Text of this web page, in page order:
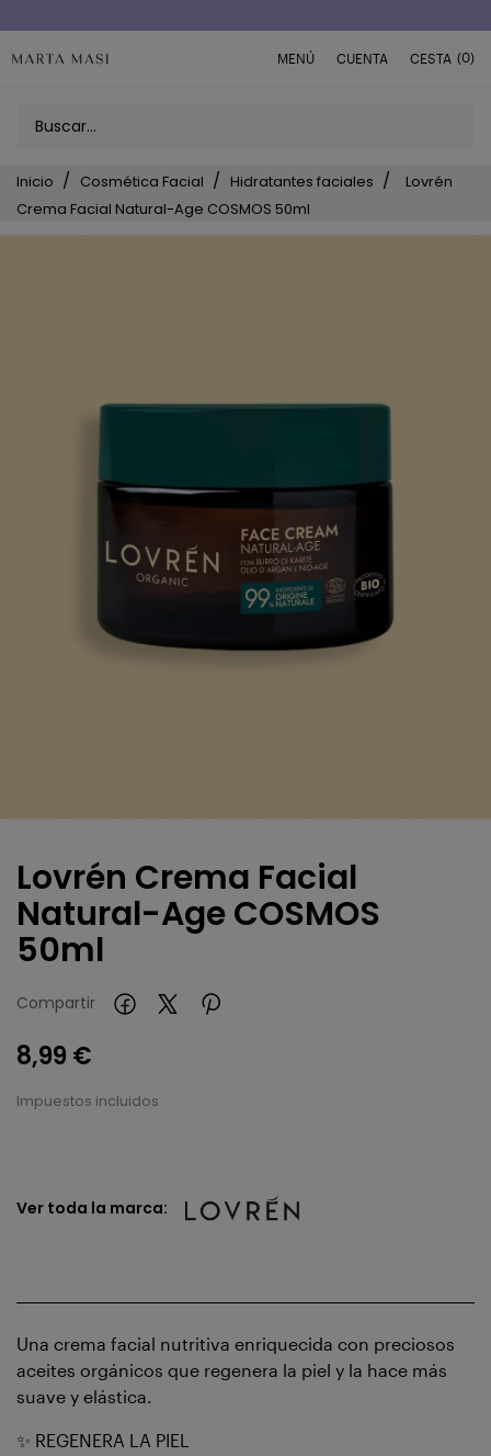
MENÚ CUENTA CESTA (0)
Inicio Cosmética Facial Hidratantes faciales
Lovrén
Crema Facial Natural-Age COSMOS 50ml
Lovrén Crema Facial
Natural-Age COSMOS
50ml
Compartir
8,99 €
Impuestos incluidos
Ver toda la marca:
Una crema facial nutritiva enriquecida con preciosos
aceites orgánicos que regenera la piel y la hace más
suave y elástica.
✨ REGENERA LA PIEL